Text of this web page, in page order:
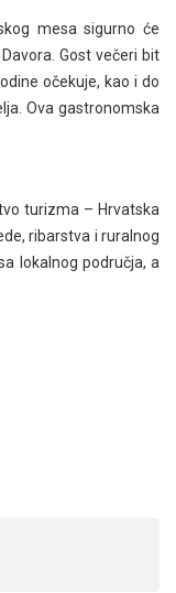
mesa sigurno će
Gost večeri bit
očekuje, kao i do
Ova gastronomska
turizma – Hrvatska
ribarstva i ruralnog
lokalnog područja, a